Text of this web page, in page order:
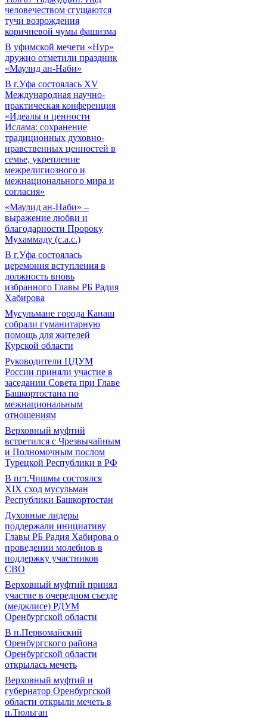
человечеством сгущаются
тучи возрождения
коричневой чумы фашизма
В уфимской мечети «Нур»
дружно отметили праздник
«Маулид ан-Наби»
В г.Уфа состоялась XV
Международная научно-
практическая конференция
«Идеалы и ценности
Ислама: сохранение
традиционных духовно-
нравственных ценностей в
семье, укрепление
межрелигиозного и
межнационального мира и
согласия»
«Маулид ан-Наби» –
выражение любви и
благодарности Пророку
Мухаммаду (с.а.с.)
В г.Уфа состоялась
церемония вступления в
должность вновь
избранного Главы РБ Радия
Хабирова
Мусульмане города Канаш
собрали гуманитарную
помощь для жителей
Курской области
Руководители ЦДУМ
России приняли участие в
заседании Совета при Главе
Башкортостана по
межнациональным
отношениям
Верховный муфтий
встретился с Чрезвычайным
и Полномочным послом
Турецкой Республики в РФ
В пгт.Чишмы состоялся
XIX сход мусульман
Республики Башкортостан
Духовные лидеры
поддержали инициативу
Главы РБ Радия Хабирова о
проведении молебнов в
поддержку участников
СВО
Верховный муфтий принял
участие в очередном съезде
(меджлисе) РДУМ
Оренбургской области
В п.Первомайский
Оренбургского района
Оренбургской области
открылась мечеть
Верховный муфтий и
губернатор Оренбургской
области открыли мечеть в
п.Тюльган